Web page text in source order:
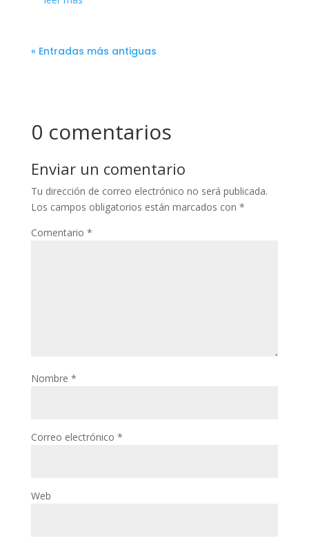
« Entradas más antiguas
0 comentarios
Enviar un comentario
Tu dirección de correo electrónico no será publicada.
Los campos obligatorios están marcados con *
Comentario *
Nombre *
Correo electrónico *
Web